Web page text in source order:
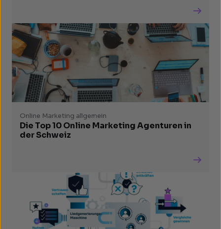
Online Marketing allgemein
Die Top 10 Online Marketing Agenturen in
der Schweiz